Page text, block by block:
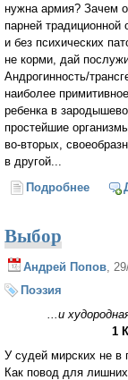
нужна армия? Зачем
парней
и без психических
не корми, дай
Андрогинность/
наиболее
ребенка в
простейшие
во-вторых,
в другой...
Подробнее о
Выбор
Андрей Попов ,
Поэзия
...и худородная
1
У судей мирских не в
Как повод для